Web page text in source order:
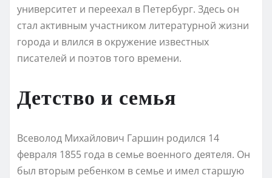
университет и переехал в Петербург. Здесь он
стал активным участником литературной жизни
города и влился в окружение известных
писателей и поэтов того времени.
Детство и семья
Всеволод Михайлович Гаршин родился 14
февраля 1855 года в семье военного деятеля. Он
был вторым ребенком в семье и имел старшую